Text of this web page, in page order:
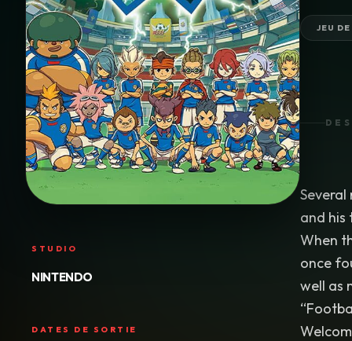
STUDIO
NINTENDO
DATES DE SORTIE
JEU
Several
and his
When
once
well as